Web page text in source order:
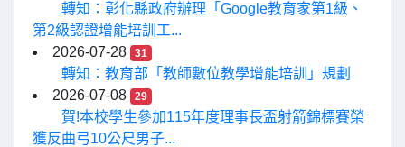
轉知：彰化縣政府辦理「Google教育家第1級、
第2級認證增能培訓工...
2026-07-28
31
轉知：教育部「教師數位教學增能培訓」規劃
2026-07-08
29
賀!本校學生參加115年度理事長盃射箭錦標賽榮
獲反曲弓10公尺男子...